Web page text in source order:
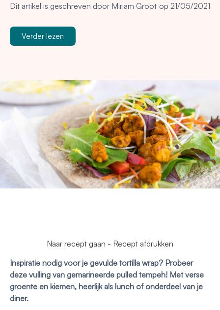
Dit artikel is geschreven door Miriam Groot op 21/05/2021
Verder lezen
Naar recept gaan - Recept afdrukken
Inspiratie nodig voor je gevulde tortilla wrap? Probeer
deze vulling van gemarineerde pulled tempeh! Met verse
groente en kiemen, heerlijk als lunch of onderdeel van je
diner.